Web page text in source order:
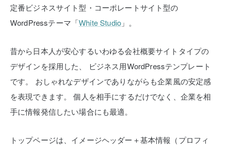
定番ビジネスサイト型・コーポレートサイト型の
WordPressテーマ「White Studio 」。
昔から日本人が安心するいわゆる会社概要サイトタイプの
デザインを採用した、
ビジネス用WordPressテンプレート
です。
おしゃれなデザインでありながらも企業風の安定感
を表現できます。
個人を相手にするだけでなく、企業を相
手に情報発信したい場合にも最適。
トップページは、イメージヘッダー＋基本情報（プロフィ